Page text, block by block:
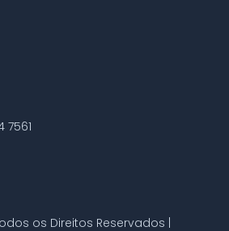
os Direitos Reservados |